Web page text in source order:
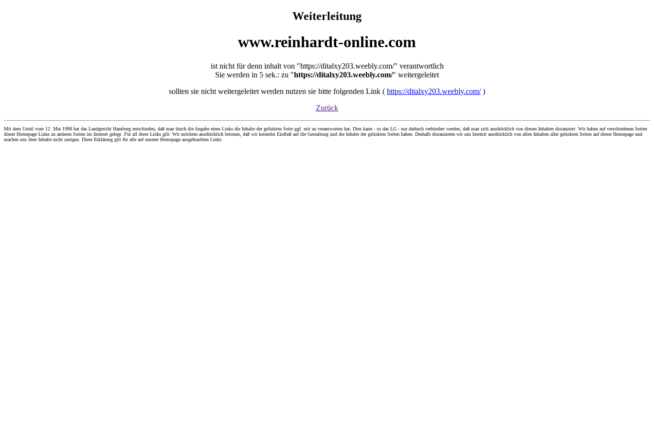
Weiterleitung
www.reinhardt-online.com
ist nicht für denn inhalt von "https://ditalxy203.weebly.com/" verantwortlich
Sie werden in 5 sek.: zu "https://ditalxy203.weebly.com/" weitergeleitet
sollten sie nicht weitergeleitet werden nutzen sie bitte folgenden Link ( https://ditalxy203.weebly.com/)
Zurück
Mit dem Urteil vom 12. Mai 1998 hat das Landgericht Hamburg entschieden, daß man durch die Angabe eines Links die Inhalte der gelinkten Seite ggf. mit zu verantworten hat. Dies kann - so das LG - nur dadurch verhindert werden, daß man sich ausdrücklich von diesen Inhalten distanziert. Wir haben auf verschiedenen Seiten
dieser Homepage Links zu anderen Seiten im Internet gelegt. Für all diese Links gilt: Wir möchten ausdrücklich betonen, daß wir keinerlei Einfluß auf die Gestaltung und die Inhalte der gelinkten Seiten haben. Deshalb distanzieren wir uns hiermit ausdrücklich von allen Inhalten aller gelinkten Seiten auf dieser Homepage und
machen uns ihrer Inhalte nicht zueigen. Diese Erklärung gilt für alle auf unserer Homepage ausgebrachten Links.